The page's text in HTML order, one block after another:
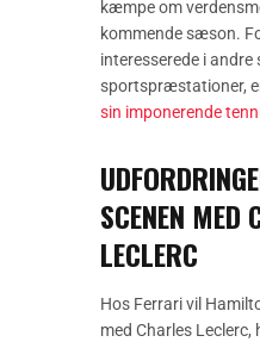
kæmpe om
kommende sæson.
interesserede i andre
sportspræstationer,
sin imponerende
SCENEN MED
LECLERC
Hos Ferrari vil
med Charles Leclerc,